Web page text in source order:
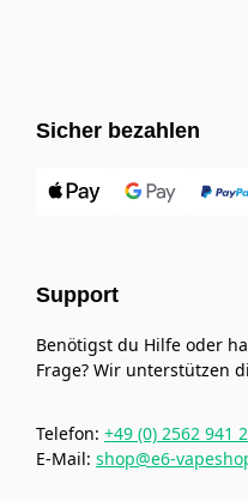
Sicher bezahlen
Support
Benötigst du Hilfe oder
Frage? Wir unterstützen
Telefon: +49 (0) 2562 941
E-Mail: shop@e6-